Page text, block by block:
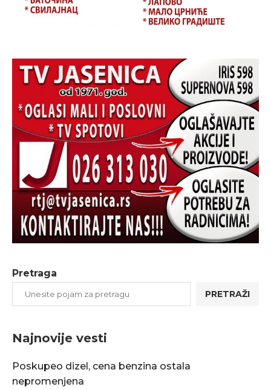
Pretraga
PRETRAŽI
Najnovije vesti
Poskupeo dizel, cena benzina ostala
nepromenjena